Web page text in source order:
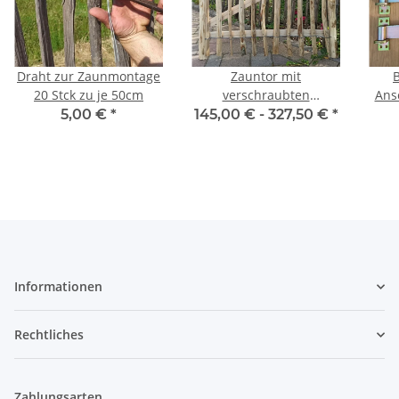
Draht zur Zaunmontage
20 Stck zu je 50cm
5,00 € *
Zauntor mit
verschraubten
Querriegeln. Ohne
145,00 € - 327,50 € *
Informationen
Rechtliches